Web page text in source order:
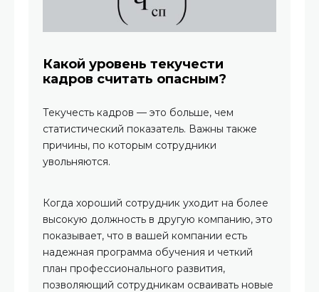
Какой уровень текучести
кадров считать опасным?
Текучесть кадров — это больше, чем
статистический показатель. Важны также
причины, по которым сотрудники
увольняются.
Когда хороший сотрудник уходит на более
высокую должность в другую компанию, это
показывает, что в вашей компании есть
надежная программа обучения и четкий
план профессионального развития,
позволяющий сотрудникам осваивать новые